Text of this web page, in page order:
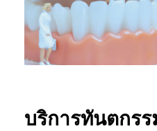
บริการทันตกรร